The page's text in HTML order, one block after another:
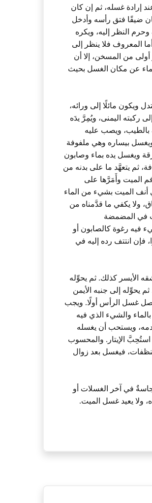
إرادة غسله، ثم إن كان
ضيقًا فتق رأسه وأدخل
النظر إليه، ويكره
المعروف فلا ينظر إلى
من المسخن، إلا أن
عن مكان الغسل بحيث
ويكون مائلًا إلى ورائه،
ركبته اليمنى، ويُمِرَّ يدَه
بالطيب، ويصب عليه
ويغسل بيساره وهي ملفوفة
ويغسل يده بماء وصابون
ثم يتعهَّد ما على بدنه من
الميت وأَمَرَّها على
أنف الميت بشيء من الماء
ولا يكفي ما قدَّمناه من
في المضمضة
فيه رغوة كالصابون أو
فإن انتتف رده إليه في
الأيسر كذلك. ثم يحوِّله
يحوِّله إلى جنبه الأيمن
حصل غسل الرأس أولًا. ويجب
والشيء الذي فيه
ويستحب أن يغسله
الإيتار. والمحسوب
فيغسل بعد زوال
في آخر الغسلات أو
ولا يعيد غسل الميت.